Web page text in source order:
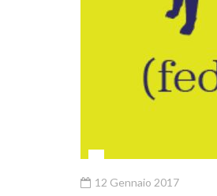
12 Gennaio 2017